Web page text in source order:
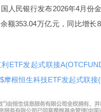
人民银行发布2026年4月份
额353.04万亿元，同比增
ETF发起式联接
$摩根恒生科技ETF发起式联